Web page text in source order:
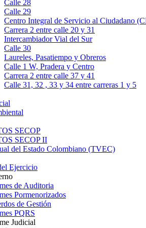
Calle 28
Calle 29
Centro Integral de Servicio al Ciudadano
Carrera 2 entre calle 20 y 31
Intercambiador Vial del Sur
Calle 30
Laureles, Pasatiempo y Obreros
Calle 1 W, Pradera y Centro
Carrera 2 entre calle 37 y 41
Calle 31, 32 , 33 y 34 entre carreras 1 y 5
SECOP
SECOP II
del Estado Colombiano (TVEC)
Ejercicio
de Auditoria
Pormenorizados
de Gestión
PQRS
Judicial